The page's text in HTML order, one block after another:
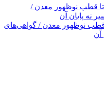
قطب نوظهور معدن / گواهی‌های
آن